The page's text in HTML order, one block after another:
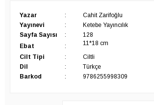
Yazar :
Cahit Zarifoğlu
Yayınevi
:
Ketebe Yayıncılık
Sayfa Sayısı
:
128
Ebat
:
11*18 cm
Cilt Tipi
:
Ciltli
Dil
:
Türkçe
Barkod
: 9786255998309